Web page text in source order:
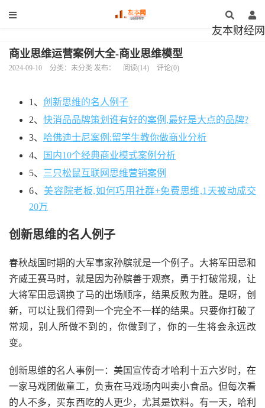
友本财经网
商业思维运营案例大全-商业思维模型
2024-09-10 分类：未分类 发布： 阅读(14) 评论(0)
1、 创新思维的名人例子
2、 快消品品牌策划谁有好的案例,最好是大点的品牌?
3、 哈佛迪士尼案例:留学生教你做商业分析
4、
国内10个经典商业模式案例分析
5、
三只松鼠互联网思维营销案例
6、 美容院老板,如何巧用社群+免费思维,1天被动成交
20万
创新思维的名人例子
春秋战国时期的大军事家孙膑就是一个例子。大将军田忌和
齐威王赛马时，就是因为孙膑善于观察，勇于打破常规，让
大将军田忌调换了马的出场顺序，结果反败为胜。是呀，创
新，可以让我们得到一个完全不一样的结果。只要你打破了
常规，别人所做不到的，你做到了，你的一生将会永远改
变。
创新思维的名人事例一：美国宣传奇才哈利十五六岁时，在
一家马戏团做童工，负责在马戏场内叫卖小食品。但每次看
的人不多，买东西吃的人更少，尤其是饮料。有一天，哈利